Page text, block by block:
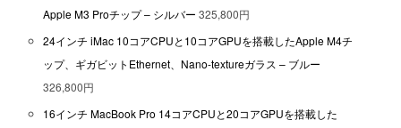
Apple M3 Proチップ – シルバー 325,800円
24インチ iMac 10コアCPUと10コアGPUを搭載したApple M4チ
ップ、ギガビットEthernet、Nano-textureガラス – ブルー
326,800円
16インチ MacBook Pro 14コアCPUと20コアGPUを搭載した